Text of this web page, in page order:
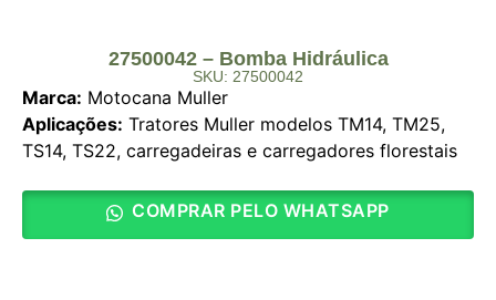
27500042 – Bomba Hidráulica
SKU: 27500042
Marca: Motocana Muller
Aplicações: Tratores Muller modelos TM14, TM25,
TS14, TS22, carregadeiras e carregadores florestais
COMPRAR PELO WHATSAPP